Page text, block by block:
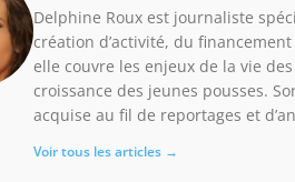
Delphine Roux est journaliste
création d’activité, du
elle couvre les enjeux de la vie
croissance des jeunes pousses.
acquise au fil de reportages et
Voir tous les articles →